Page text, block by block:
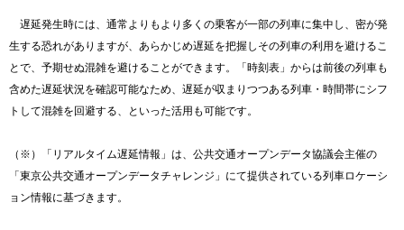
遅延発生時には、通常よりもより多くの乗客が一部の列車に集中し、密が発
生する恐れがありますが、あらかじめ遅延を把握しその列車の利用を避けるこ
とで、予期せぬ混雑を避けることができます。「時刻表」からは前後の列車も
含めた遅延状況を確認可能なため、遅延が収まりつつある列車・時間帯にシフ
トして混雑を回避する、といった活用も可能です。
（※）「リアルタイム遅延情報」は、公共交通オープンデータ協議会主催の
「東京公共交通オープンデータチャレンジ」にて提供されている列車ロケーシ
ョン情報に基づきます。